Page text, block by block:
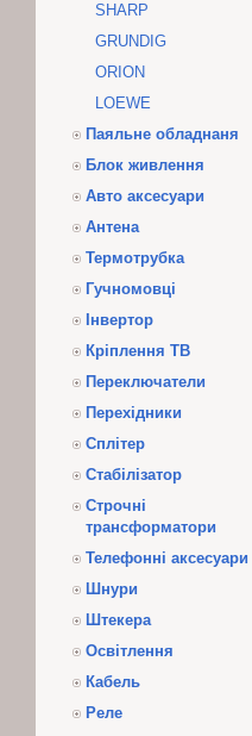
SHARP
GRUNDIG
ORION
LOEWE
Паяльне обладнаня
Блок живлення
Авто аксесуари
Антена
Термотрубка
Гучномовці
Інвертор
Кріплення ТВ
Переключатели
Перехідники
Сплітер
Стабілізатор
Строчні
трансформатори
Телефонні аксесуари
Шнури
Штекера
Освітлення
Кабель
Реле